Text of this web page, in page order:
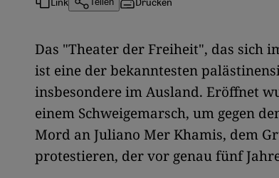
Das "Theater der Freiheit", das sich
ist eine der bekanntesten
insbesondere im Ausland. Eröffnet
einem Schweigemarsch, um gegen
Mord an Juliano Mer Khamis, dem
protestieren, der vor genau fünf